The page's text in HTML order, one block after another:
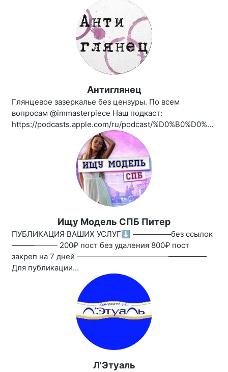
Антиглянец
Глянцевое зазеркалье без цензуры. По всем
вопросам @immasterpiece Наш подкаст:
https://podcasts.apple.com/ru/podcast/%D0%B0%D0%BD%D1%82%D0%B8%D0%B3%D0%BB%D1%8F%D0%BD%D0%B5%D1%86/id1461850339
Ищу Модель СПБ Питер
ПУБЛИКАЦИЯ ВАШИХ УСЛУГ⬇️ —————без ссылок
—————— 200₽ пост без удаления 800₽ пост
закреп на 7 дней —————————————————
Для публикации...
Л'Этуаль